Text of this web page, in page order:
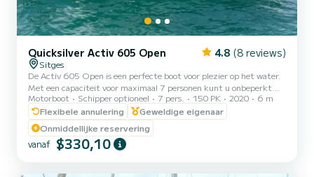
Quicksilver Activ 605 Open 4.8 (8 reviews)
Sitges
De Activ 605 Open is een perfecte boot voor plezier op het water.
Met een capaciteit voor maximaal 7 personen kunt u onbeperkt
genieten met familie en vrienden. Het valt op door zijn comfort,
ergonomie en functionaliteit en is de perfecte boot om de kust te
verkennen of te genieten van vissen. Een Mercury-
buitenboordmotor van 150 pk zorgt voor veilige navigatie. Het
heeft een hoog vrijboord zodat kinderen en volwassenen zich
Motorboot Schipper optioneel 7 pers. 150 PK 2020
6 m
Flexibele annulering
Geweldige eigenaar
Onmiddellijke reservering
vanaf $330,10